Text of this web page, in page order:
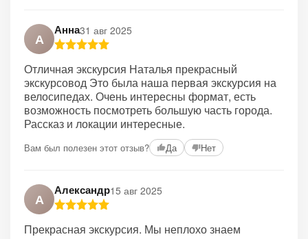
А
Анна31 авг 2025
Отличная экскурсия Наталья прекрасный
экскурсовод Это была наша первая экскурсия на
велосипедах. Очень интересны формат, есть
возможность посмотреть большую часть города.
Рассказ и локации интересные.
Вам был полезен этот отзыв? Да Нет
А
Александр15 авг 2025
Прекрасная экскурсия. Мы неплохо знаем